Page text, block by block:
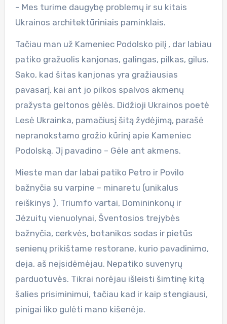
– Mes turime daugybę problemų ir su kitais
Ukrainos architektūriniais paminklais.
Tačiau man už Kameniec Podolsko pilį , dar labiau
patiko gražuolis kanjonas, galingas, pilkas, gilus.
Sako, kad šitas kanjonas yra gražiausias
pavasarį, kai ant jo pilkos spalvos akmenų
pražysta geltonos gėlės. Didžioji Ukrainos poetė
Lesė Ukrainka, pamačiusį šitą žydėjimą, parašė
nepranokstamo grožio kūrinį apie Kameniec
Podolską. Jį pavadino – Gėle ant akmens.
Mieste man dar labai patiko Petro ir Povilo
bažnyčia su varpine – minaretu (unikalus
reiškinys ), Triumfo vartai, Domininkonų ir
Jėzuitų vienuolynai, Šventosios trejybės
bažnyčia, cerkvės, botanikos sodas ir pietūs
senienų prikištame restorane, kurio pavadinimo,
deja, aš neįsidėmėjau. Nepatiko suvenyrų
parduotuvės. Tikrai norėjau išleisti šimtinę kitą
šalies prisiminimui, tačiau kad ir kaip stengiausi,
pinigai liko gulėti mano kišenėje.